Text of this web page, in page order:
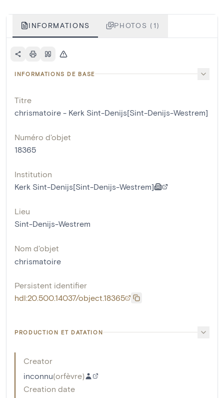
INFORMATIONS PHOTOS (1)
INFORMATIONS DE BASE
Titre
chrismatoire - Kerk Sint-Denijs[Sint-Denijs-Westrem]
Numéro d'objet
18365
Institution
Kerk Sint-Denijs[Sint-Denijs-Westrem]
Lieu
Sint-Denijs-Westrem
Nom d'objet
chrismatoire
Persistent identifier
hdl:20.500.14037/object.18365
PRODUCTION ET DATATION
Creator
inconnu(orfèvre)
Creation date